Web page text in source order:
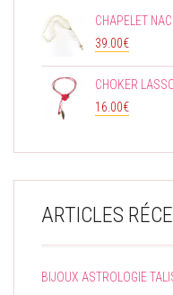
CHAPELET
39.00€
CHOKER
16.00€
ARTICLES
BIJOUX ASTROLOGIE